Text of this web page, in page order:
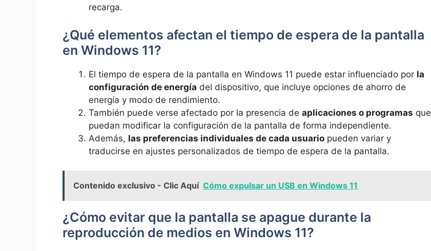
recarga.
¿Qué elementos afectan el tiempo de espera de la pantalla
en Windows 11?
El tiempo de espera de la pantalla en Windows 11 puede estar influenciado por la
configuración de energía del dispositivo, que incluye opciones de ahorro de
energía y modo de rendimiento.
También puede verse afectado por la presencia de aplicaciones o programas que
puedan modificar la configuración de la pantalla de forma independiente.
Además, las preferencias individuales de cada usuario pueden variar y
traducirse en ajustes personalizados de tiempo de espera de la pantalla.
Contenido exclusivo - Clic Aquí Cómo expulsar un USB en Windows 11
¿Cómo evitar que la pantalla se apague durante la
reproducción de medios en Windows 11?